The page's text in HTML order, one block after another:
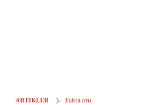
ARTIKLER Fakta om
Huspriserne går op i Aalborg Kommune